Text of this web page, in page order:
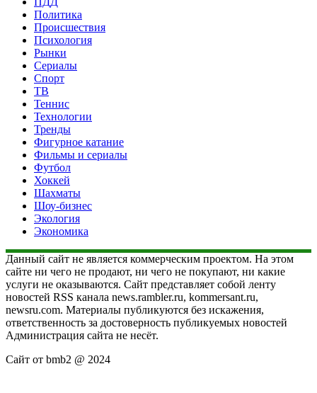
Политика
Происшествия
Психология
Рынки
Сериалы
Спорт
ТВ
Теннис
Технологии
Тренды
Фигурное катание
Фильмы и сериалы
Футбол
Хоккей
Шахматы
Шоу-бизнес
Экология
Экономика
Данный сайт не является коммерческим проектом. На этом
сайте ни чего не продают, ни чего не покупают, ни какие
услуги не оказываются. Сайт представляет собой ленту
новостей RSS канала news.rambler.ru, kommersant.ru,
newsru.com. Материалы публикуются без искажения,
ответственность за достоверность публикуемых новостей
Администрация сайта не несёт.
Сайт от bmb2 @ 2024